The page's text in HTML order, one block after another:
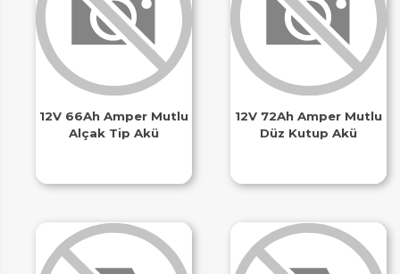
12V 66Ah Amper Mutlu
Alçak Tip Akü
12V 72Ah Amper Mutlu
Düz Kutup Akü